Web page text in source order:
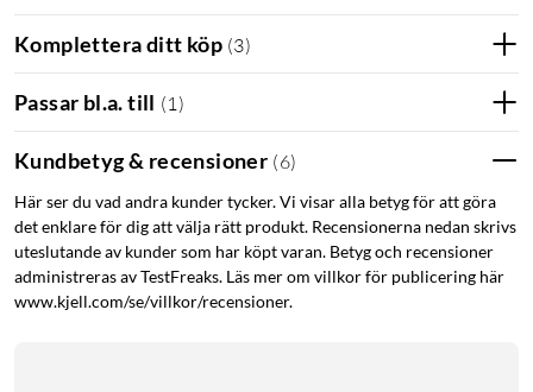
Skärmskydd i härdat glas
Mikrofiberduk
Rengöringsmedel
Dammborttagare
Komplettera ditt köp (3)
Passar bl.a. till (1 )
Kundbetyg & recensioner (6)
Här ser du vad andra kunder tycker. Vi visar alla betyg för att göra
det enklare för dig att välja rätt produkt. Recensionerna nedan skrivs
uteslutande av kunder som har köpt varan. Betyg och recensioner
administreras av TestFreaks. Läs mer om villkor för publicering här
www.kjell.com/se/villkor/recensioner.